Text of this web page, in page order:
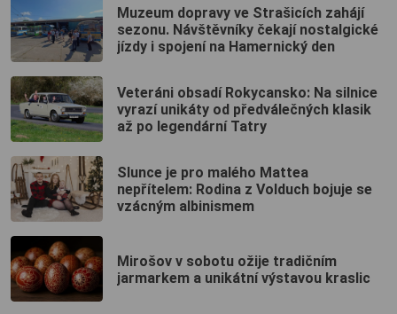
Muzeum dopravy ve Strašicích zahájí
sezonu. Návštěvníky čekají nostalgické
jízdy i spojení na Hamernický den
Veteráni obsadí Rokycansko: Na silnice
vyrazí unikáty od předválečných klasik
až po legendární Tatry
Slunce je pro malého Mattea
nepřítelem: Rodina z Volduch bojuje se
vzácným albinismem
Mirošov v sobotu ožije tradičním
jarmarkem a unikátní výstavou kraslic